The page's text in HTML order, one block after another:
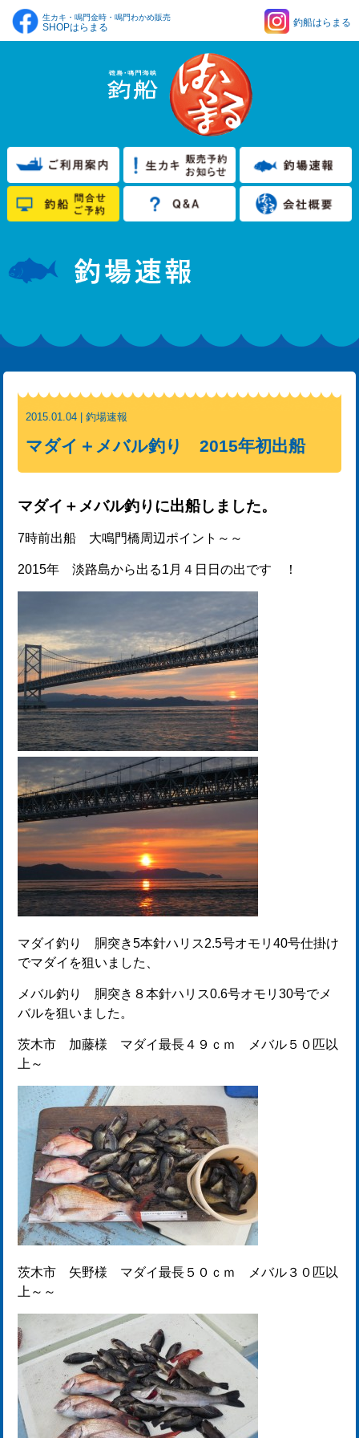
生カキ・鳴門金時・鳴門わかめ販売
SHOPはらまる 釣船はらまる
2015.01.04 | 釣場速報
マダイ＋メバル釣り 2015年初出船
マダイ＋メバル釣りに出船しました。
7時前出船 大鳴門橋周辺ポイント～～
2015年 淡路島から出る1月４日日の出です ！
マダイ釣り 胴突き5本針ハリス2.5号オモリ40号仕掛け
でマダイを狙いました、
メバル釣り 胴突き８本針ハリス0.6号オモリ30号でメ
バルを狙いました。
茨木市 加藤様 マダイ最長４９ｃｍ メバル５０匹以
上～
茨木市 矢野様 マダイ最長５０ｃｍ メバル３０匹以
上～～